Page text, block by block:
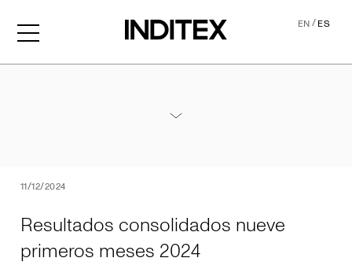
EN/ES
11/12/2024
Resultados consolidados nueve
primeros meses 2024